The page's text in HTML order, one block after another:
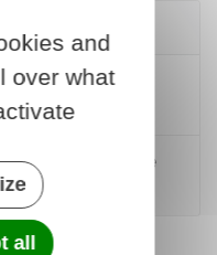
: quelles
il payer un salarié
and
over what
all